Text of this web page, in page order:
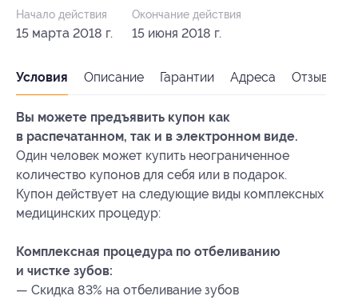
Начало действия
15 марта 2018 г.
Окончание действия
15 июня 2018 г.
Условия Описание Гарантии Адреса Отзывы
Вы можете предъявить купон как
в распечатанном, так и в электронном виде.
Один человек может купить неограниченное
количество купонов для себя или в подарок.
Купон действует на следующие виды комплексных
медицинских процедур:
Комплексная процедура по отбеливанию
и чистке зубов:
— Скидка 83% на отбеливание зубов